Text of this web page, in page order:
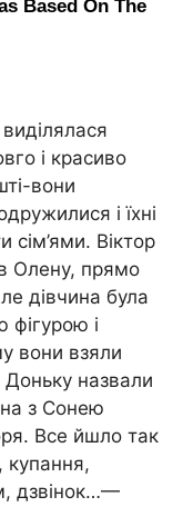
і красиво
вони
і їхні
сім’ями. Віктор
Олену, прямо
дівчина була
фігурою і
вони взяли
Доньку назвали
з Сонею
Все йшло так
купання,
дзвінок…—